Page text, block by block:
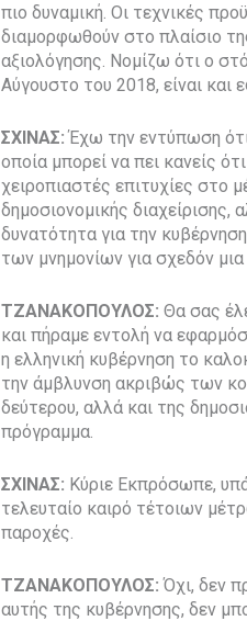
πιο δυναμική. Οι τεχνικές
διαμορφωθούν στο πλαίσιο
αξιολόγησης. Νομίζω ότι ο
Αύγουστο του 2018, είναι και
ΣΧΙΝΑΣ:Έχω την εντύπωση
οποία μπορεί να πει κανείς
χειροπιαστές επιτυχίες στο
δημοσιονομικής διαχείρισης,
δυνατότητα για την
των μνημονίων για σχεδόν
ΤΖΑΝΑΚΟΠΟΥΛΟΣ: Θα σας
και πήραμε εντολή να
η ελληνική κυβέρνηση το
την άμβλυνση ακριβώς των
δεύτερου, αλλά και της
πρόγραμμα.
ΣΧΙΝΑΣ: Κύριε Εκπρόσωπε,
τελευταίο καιρό τέτοιων
παροχές.
ΤΖΑΝΑΚΟΠΟΥΛΟΣ:Όχι, δεν
αυτής της κυβέρνησης, δεν